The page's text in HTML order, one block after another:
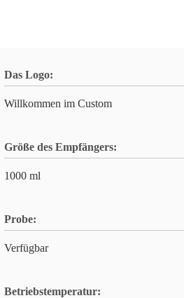
Das Logo:
Willkommen im Custom
Größe des Empfängers:
1000 ml
Probe:
Verfügbar
Betriebstemperatur: